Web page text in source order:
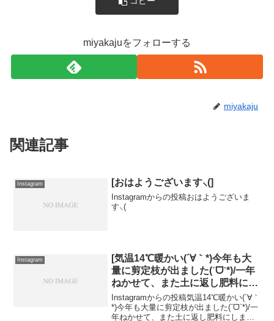
miyakajuをフォローする
miyakaju
関連記事
Instagram [おはようございます⸜(]
Instagramからの投稿おはようございま
す⸜(
Instagram
[気温14℃暖かい(´∀｀*)今年も大
量に剪定枝が出ました(ˊᗜˋ*)/一年
ねかせて、また土に返し肥料にし
ます(*´╰╯`๓)♬生の枝を使うと
病気になりやすいらしく毎年1年
Instagramからの投稿気温14℃暖かい(´∀｀
*)今年も大量に剪定枝が出ました(ˊᗜˋ*)/一
年ねかせて、また土に返し肥料にします(*